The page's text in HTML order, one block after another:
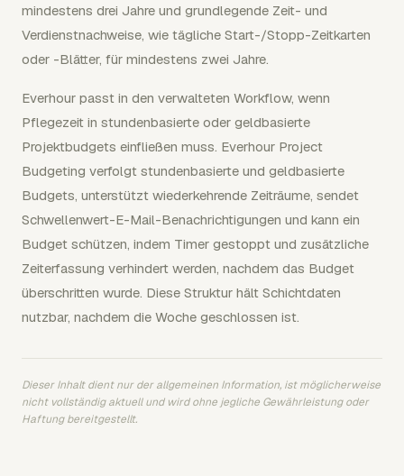
mindestens drei Jahre und grundlegende Zeit- und
Verdienstnachweise, wie tägliche Start-/Stopp-Zeitkarten
oder -Blätter, für mindestens zwei Jahre.
Everhour passt in den verwalteten Workflow, wenn
Pflegezeit in stundenbasierte oder geldbasierte
Projektbudgets einfließen muss. Everhour Project
Budgeting verfolgt stundenbasierte und geldbasierte
Budgets, unterstützt wiederkehrende Zeiträume, sendet
Schwellenwert-E-Mail-Benachrichtigungen und kann ein
Budget schützen, indem Timer gestoppt und zusätzliche
Zeiterfassung verhindert werden, nachdem das Budget
überschritten wurde. Diese Struktur hält Schichtdaten
nutzbar, nachdem die Woche geschlossen ist.
Dieser Inhalt dient nur der allgemeinen Information, ist möglicherweise
nicht vollständig aktuell und wird ohne jegliche Gewährleistung oder
Haftung bereitgestellt.